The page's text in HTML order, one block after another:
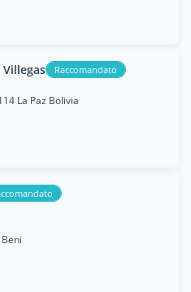
Raccomandato
La Paz Bolivia